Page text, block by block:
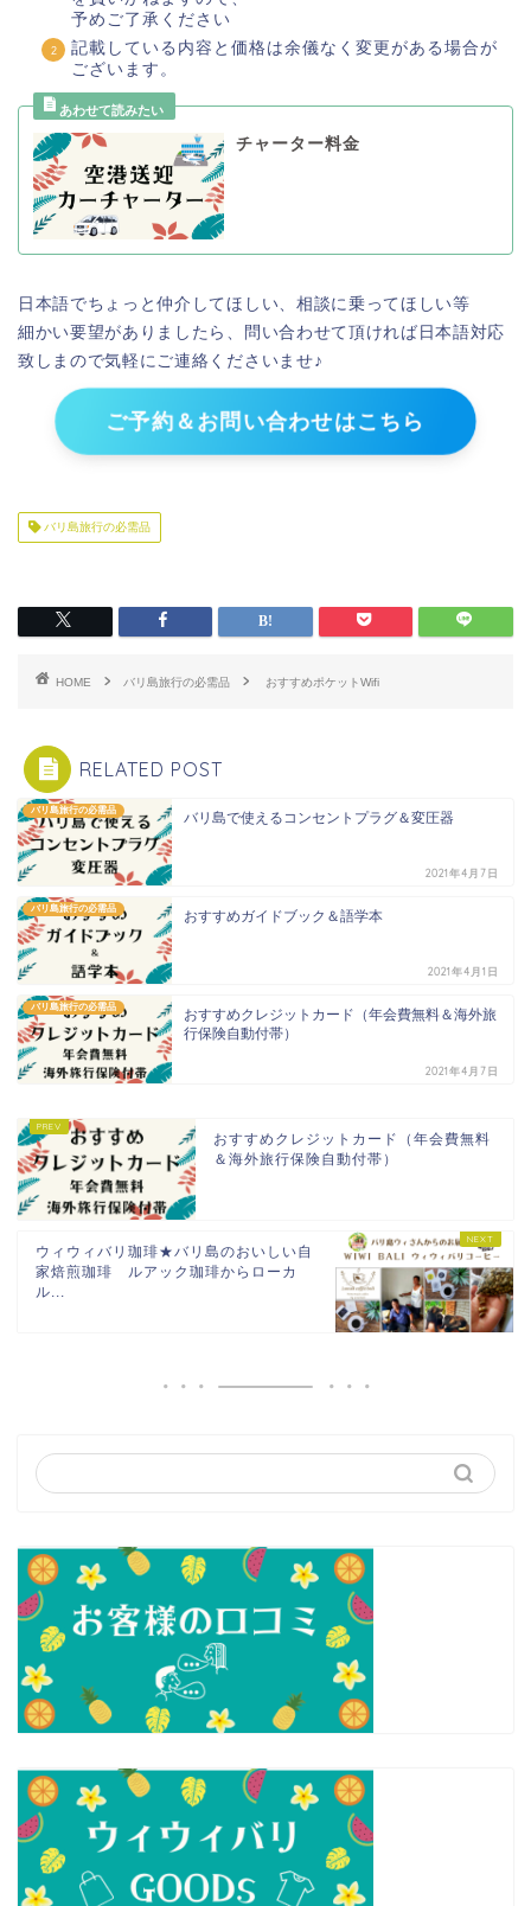
予めご了承ください
記載している内容と価格は余儀なく変更がある場合が
ございます。
チャーター料金
日本語でちょっと仲介してほしい、相談に乗ってほしい等
細かい要望がありましたら、問い合わせて頂ければ日本語対応
致しまので気軽にご連絡くださいませ♪
ご予約＆お問い合わせはこちら
バリ島旅行の必需品
HOME バリ島旅行の必需品 おすすめポケットWifi
RELATED POST
バリ島旅行の必需品 バリ島で使えるコンセントプラグ＆変圧器
2021年4月7日
バリ島旅行の必需品 おすすめガイドブック＆語学本
2021年4月1日
バリ島旅行の必需品
おすすめクレジットカード（年会費無料＆海外旅
行保険自動付帯）
2021年4月7日
おすすめクレジットカード（年会費無料
＆海外旅行保険自動付帯）
ウィウィバリ珈琲★バリ島のおいしい自
家焙煎珈琲 ルアック珈琲からローカ
ル...